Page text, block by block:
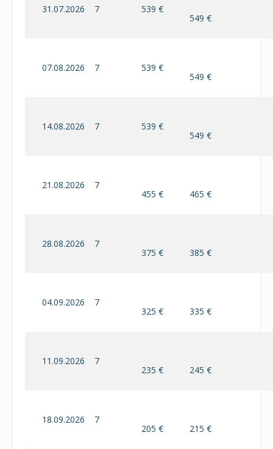
31.07.2026 7 539 €
549 €
07.08.2026 7 539 €
549 €
14.08.2026 7 539 €
549 €
21.08.2026 7
455 € 465 €
28.08.2026 7
375 € 385 €
04.09.2026 7
325 € 335 €
11.09.2026 7
235 € 245 €
18.09.2026 7
205 € 215 €